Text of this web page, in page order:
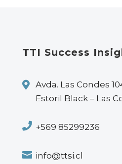
TTI Success

Avda. Las Condes
Estoril Black – Las
 +569 85299236
 info@ttsi.cl